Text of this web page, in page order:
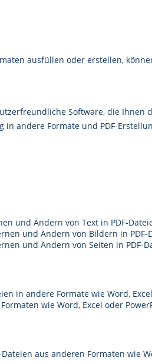
ausfüllen oder erstellen,
Software, die
in andere Formate und PDF-
und Ändern von Text in PDF-
und Ändern von Bildern in PDF-
und Ändern von Seiten in PDF-
in andere Formate wie Word,
wie Word, Excel oder
aus anderen Formaten wie